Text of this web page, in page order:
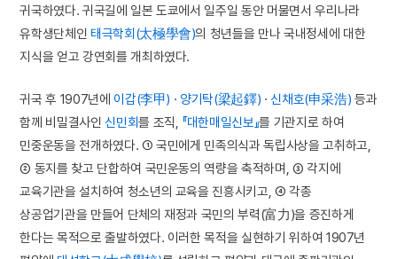
귀국하였다. 귀국길에 일본 도쿄에서 일주일 동안 머물면서 우리나라
유학생단체인 태극학회(太極學會)의 청년들을 만나 국내정세에 대한
지식을 얻고 강연회를 개최하였다.
귀국 후 1907년에 이갑(李甲) · 양기탁(梁起鐸) · 신채호(申采浩) 등과
함께 비밀결사인 신민회를 조직, 『대한매일신보』를 기관지로 하여
민중운동을 전개하였다. ① 국민에게 민족의식과 독립사상을 고취하고,
② 동지를 찾고 단합하여 국민운동의 역량을 축적하며, ③ 각지에
교육기관을 설치하여 청소년의 교육을 진흥시키고, ④ 각종
상공업기관을 만들어 단체의 재정과 국민의 부력(富力)을 증진하게
한다는 목적으로 출발하였다. 이러한 목적을 실현하기 위하여 1907년